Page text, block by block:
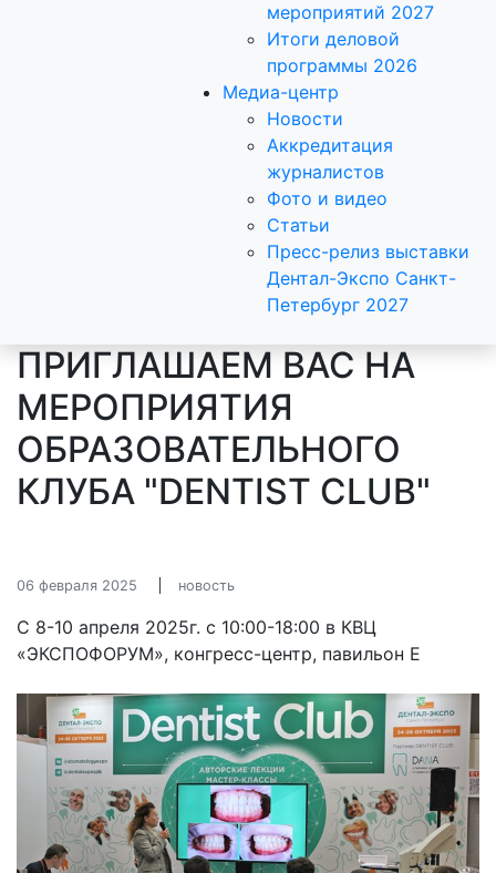
мероприятий 2027
Итоги деловой
программы 2026
Медиа-центр
Новости
Аккредитация
журналистов
Фото и видео
Статьи
Пресс-релиз выставки
Дентал-Экспо Санкт-
Петербург 2027
ПРИГЛАШАЕМ ВАС НА
МЕРОПРИЯТИЯ
ОБРАЗОВАТЕЛЬНОГО
КЛУБА "DENTIST CLUB"
06 февраля 2025 новость
С 8-10 апреля 2025г. с 10:00-18:00 в КВЦ
«ЭКСПОФОРУМ», конгресс-центр, павильон E